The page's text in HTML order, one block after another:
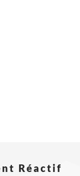
Réactif​